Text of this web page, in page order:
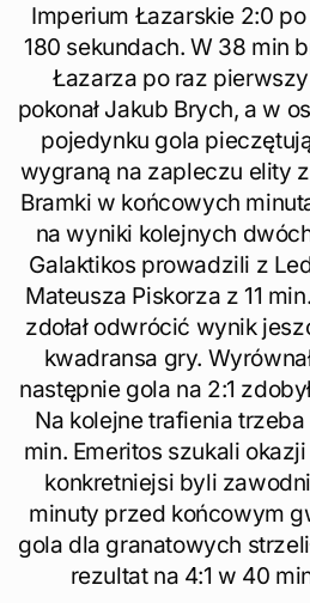
Imperium Łazarskie 2:0
180 sekundach. W 38 min
Łazarza po raz
pokonał Jakub Brych, a w
pojedynku gola
wygraną na zapleczu elity
Bramki w końcowych
na wyniki kolejnych
Galaktikos prowadzili z
Mateusza Piskorza z 11
zdołał odwrócić wynik
kwadransa gry.
następnie gola na 2:1
Na kolejne trafienia
min. Emeritos szukali
konkretniejsi byli
minuty przed końcowym
gola dla granatowych
rezultat na 4:1 w 40